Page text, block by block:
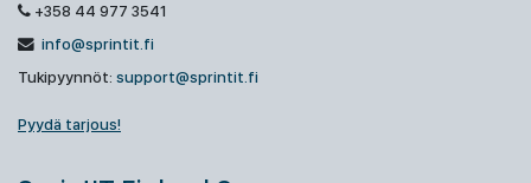
+358 44 977 3541
info@sprintit.fi
Tukipyynnöt: support@sprintit.fi
Pyydä tarjous!